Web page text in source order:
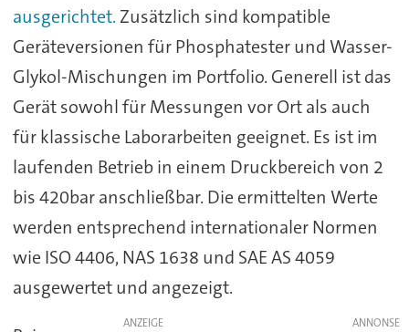
ausgerichtet. Zusätzlich sind kompatible
Geräteversionen für Phosphatester und Wasser-
Glykol-Mischungen im Portfolio. Generell ist das
Gerät sowohl für Messungen vor Ort als auch
für klassische Laborarbeiten geeignet. Es ist im
laufenden Betrieb in einem Druckbereich von 2
bis 420bar anschließbar. Die ermittelten Werte
werden entsprechend internationaler Normen
wie ISO 4406, NAS 1638 und SAE AS 4059
ausgewertet und angezeigt.
ANZEIGE